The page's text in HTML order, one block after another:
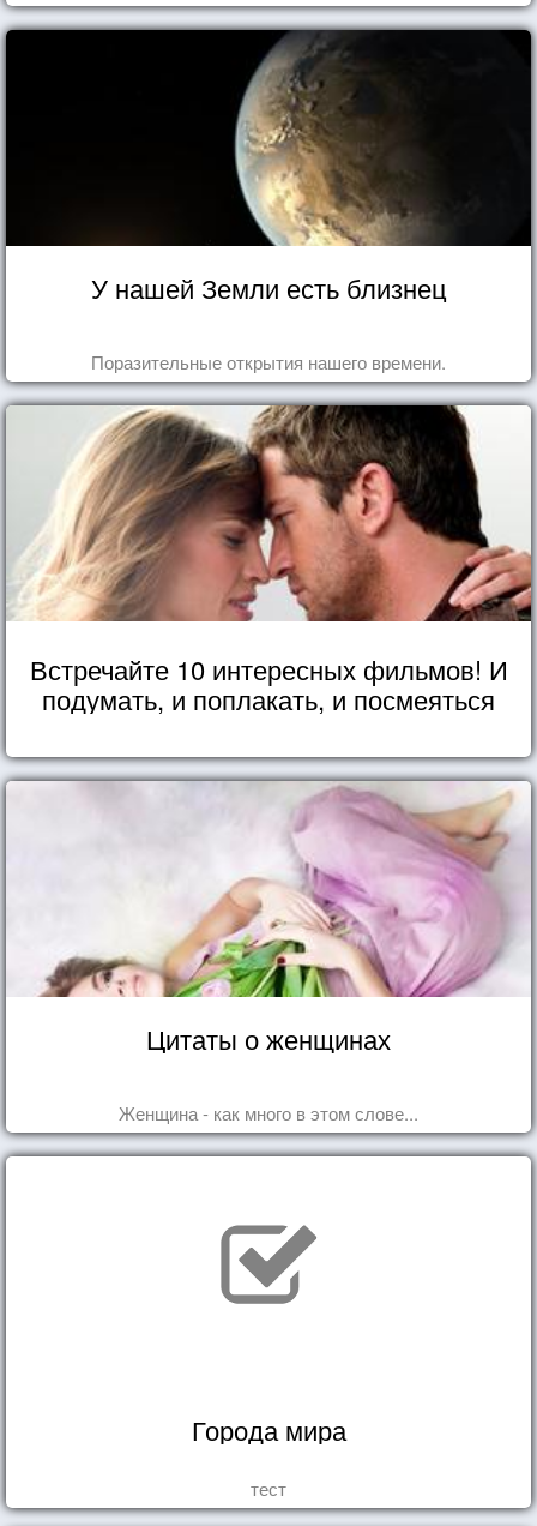
У нашей Земли есть близнец
Поразительные открытия нашего времени.
Встречайте 10 интересных фильмов! И
подумать, и поплакать, и посмеяться
Цитаты о женщинах
Женщина - как много в этом слове...
Города мира
тест